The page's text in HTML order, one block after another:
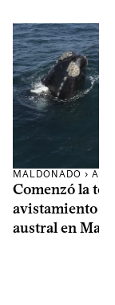
MALDONADO ›
Comenzó la
avistamiento
austral en